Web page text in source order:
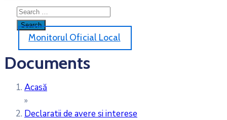
Monitorul Oficial Local
Documents
Acasă
»
Declaratii de avere si interese